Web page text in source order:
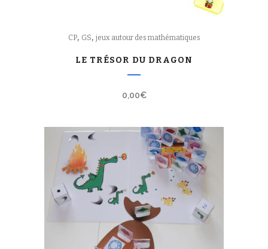
CP, GS, jeux autour des mathématiques
LE TRÉSOR DU DRAGON
0,00€